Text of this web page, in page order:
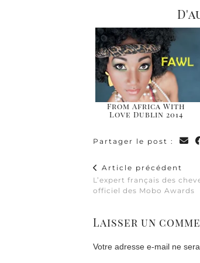
From Africa With
Love Dublin 2014
Partager le post :
Article précédent
L’expert français des
officiel des Mobo Awards
Laisser un
Votre adresse e-mail ne